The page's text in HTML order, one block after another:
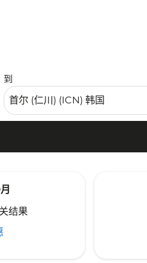
到
结果